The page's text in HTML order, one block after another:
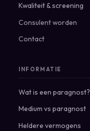
Kwaliteit & screening
Consulent worden
Contact
INFORMATIE
Wat is een paragnost?
Medium vs paragnost
Heldere vermogens